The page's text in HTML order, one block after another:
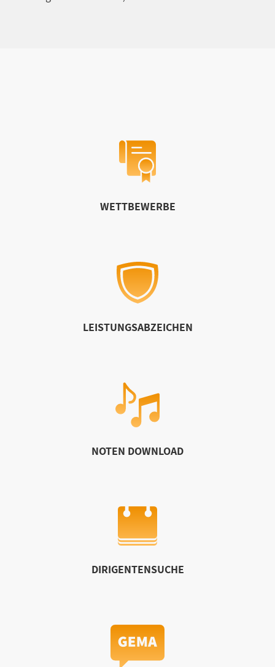
WETTBEWERBE
LEISTUNGSABZEICHEN
NOTEN DOWNLOAD
DIRIGENTENSUCHE